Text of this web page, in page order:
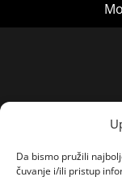
Da bismo pružili
čuvanje i/ili pristup